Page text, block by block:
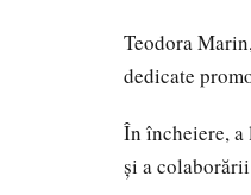
Teodora
dedicate
În încheiere,
și a